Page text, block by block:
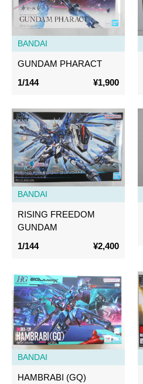
BANDAI
GUNDAM PHARACT
1/144
¥1,900
BANDAI
RISING FREEDOM
GUNDAM
1/144
¥2,400
BANDAI
HAMBRABI (GQ)